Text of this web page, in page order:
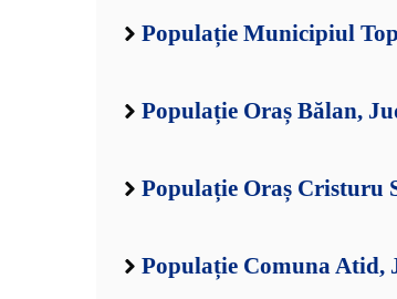
Populație Municipiul
Populație Oraș Bălan,
Populație Oraș Cristuru
Populație Comuna Atid,